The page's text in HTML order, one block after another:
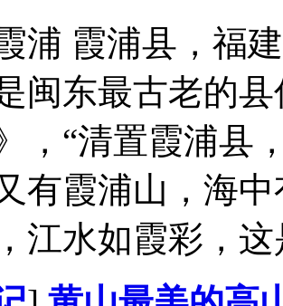
浦 霞浦县，福
闽东最古老的
，“清置霞浦县
有霞浦山，海
江水如霞彩，